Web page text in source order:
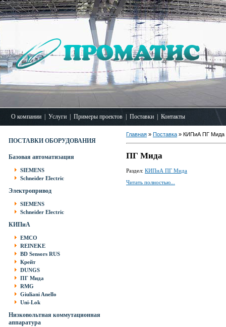
О компании Услуги Примеры проектов Поставки Контакты
ПОСТАВКИ ОБОРУДОВАНИЯ
Базовая автоматизация
SIEMENS
Schneider Electric
Электропривод
SIEMENS
Schneider Electric
КИПиА
EMCO
REINEKE
BD Sensors RUS
Крейт
DUNGS
ПГ Мида
RMG
Giuliani Anello
Uni-Lok
Низковольтная коммутационная
аппаратура
Главная » Поставка » КИПиА ПГ Мида
ПГ Мида
Раздел: КИПиА ПГ Мида
Читать полностью...